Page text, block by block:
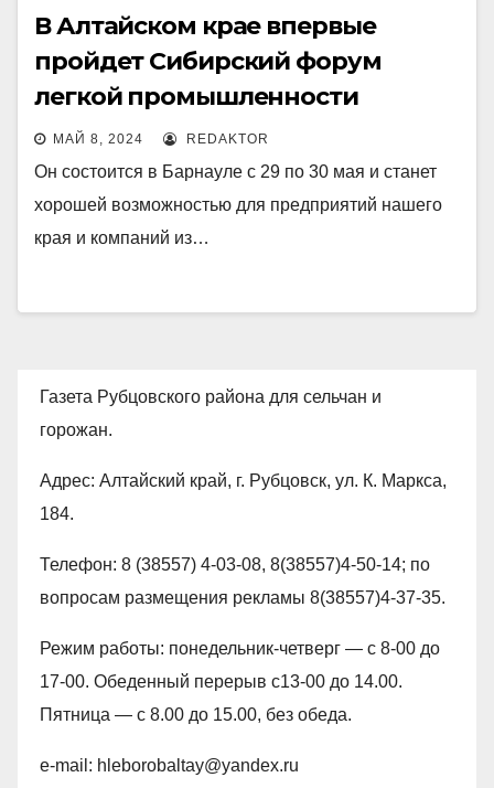
В Алтайском крае впервые
пройдет Сибирский форум
легкой промышленности
МАЙ 8, 2024 REDAKTOR
Он состоится в Барнауле с 29 по 30 мая и станет
хорошей возможностью для предприятий нашего
края и компаний из…
Газета Рубцовского района для сельчан и
горожан.
Адрес: Алтайский край, г. Рубцовск, ул. К. Маркса,
184.
Телефон: 8 (38557) 4-03-08, 8(38557)4-50-14; по
вопросам размещения рекламы 8(38557)4-37-35.
Режим работы: понедельник-четверг — с 8-00 до
17-00. Обеденный перерыв с13-00 до 14.00.
Пятница — с 8.00 до 15.00, без обеда.
e-mail: hleborobaltay@yandex.ru